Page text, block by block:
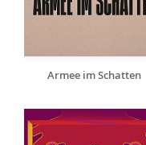
Armee im Schatten